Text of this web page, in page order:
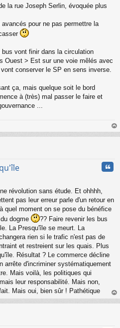
la rue Joseph Serlin, évoquée plus
pour ne pas permettre la
vont finir dans la circulation
Ouest > Est sur une voie mêlés avec
conserver le SP en sens inverse.
ça, mais quelque soit le bord
à (très) mal passer le faire et
...
au
révolution sans étude. Et ohhhh,
pas leur erreur parle d'un retour en
quel moment on se pose du bénéfice
dogme
?? Faire revenir les bus
La Presqu'île se meurt. La
rien si le trafic n'est pas de
et restreient sur les quais. Plus
Résultat ? Le commerce décline
arrête d'incriminer systématiquement
Mais voilà, les politiques qui
leur responsabilité. Mais non,
Mais oui, bien sûr ! Pathétique
au